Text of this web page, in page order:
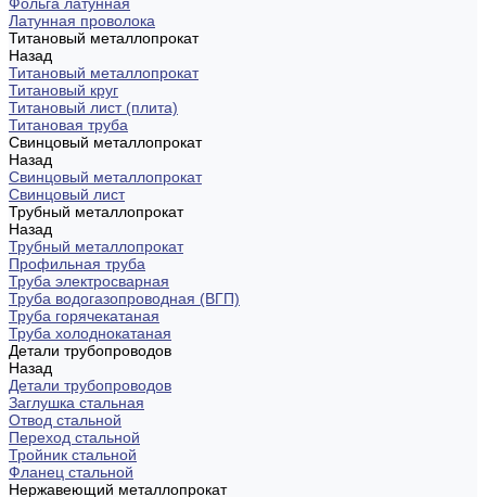
Латунная проволока
Титановый металлопрокат
Назад
Титановый металлопрокат
Титановый круг
Титановый лист (плита)
Титановая труба
Свинцовый металлопрокат
Назад
Свинцовый металлопрокат
Свинцовый лист
Трубный металлопрокат
Назад
Трубный металлопрокат
Профильная труба
Труба электросварная
Труба водогазопроводная (ВГП)
Труба горячекатаная
Труба холоднокатаная
Детали трубопроводов
Назад
Детали трубопроводов
Заглушка стальная
Отвод стальной
Переход стальной
Тройник стальной
Фланец стальной
Нержавеющий металлопрокат